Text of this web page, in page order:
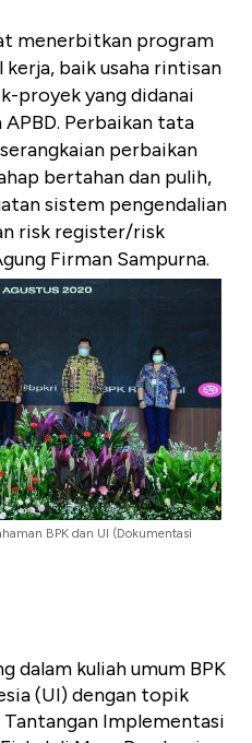
menerbitkan program
baik usaha rintisan
proyek yang didanai
Perbaikan tata
perbaikan
bertahan dan pulih,
sistem pengendalian
risk register/risk
Firman Sampurna.
BPK dan UI (Dokumentasi
dalam kuliah umum BPK
(UI) dengan topik
Tantangan Implementasi